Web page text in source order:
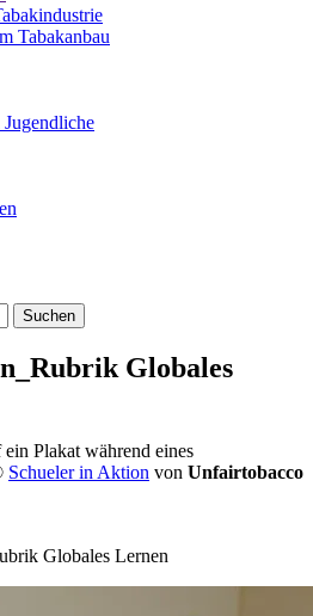
Tabakanbau
Globales
Plakat während eines
Schueler in Aktion von Unfairtobacco
Globales Lernen